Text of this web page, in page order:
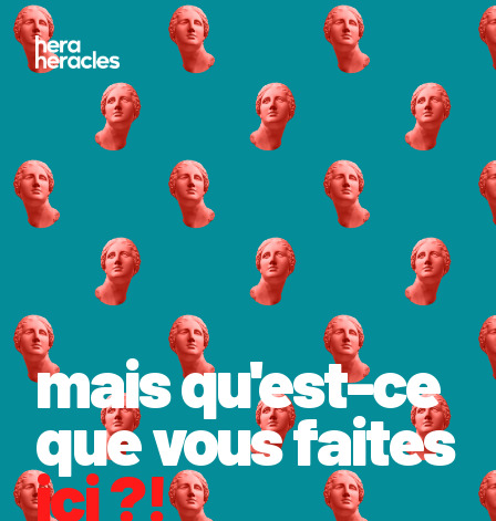
mais qu'est-ce
que vous faites
ici ?!